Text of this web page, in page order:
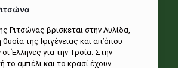
Ριτσώνας βρίσκεται στην Αυλίδα,
της Ιφιγένειας και απ’όπου
Έλληνες για την Τροία. Στην
το αμπέλι και το κρασί έχουν